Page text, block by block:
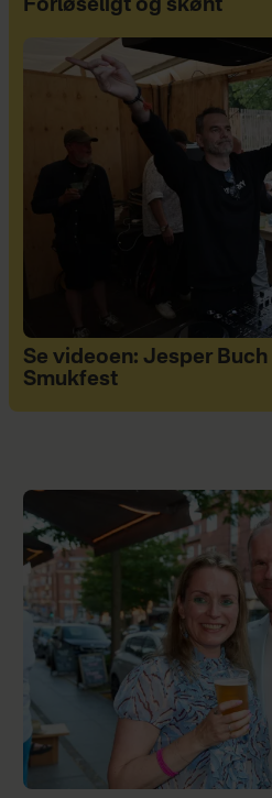
Forløseligt og skønt
Se videoen: Jesper
Smukfest